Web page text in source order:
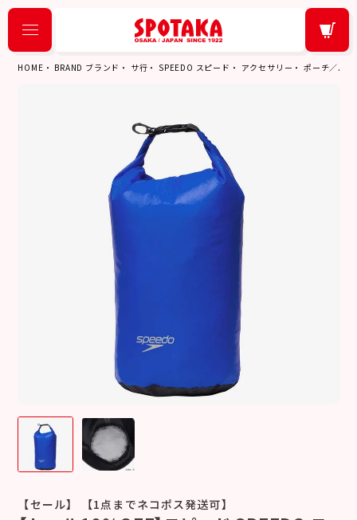
HOME BRAND ブランド サ行 SPEEDO スピード アクセサリー ポーチ／バ
【セール】 【1点までネコポス発送可】